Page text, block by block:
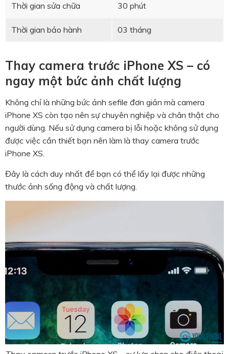
Thời gian sửa chữa 30 phút
Thời gian bảo hành 03 tháng
Thay camera trước iPhone XS – có
ngay một bức ảnh chất lượng
Không chỉ là những bức ảnh sefile đơn giản mà camera
iPhone XS còn tạo nên sự chuyên nghiệp và chân thật cho
người dùng. Nếu sử dụng camera bị lỗi hoặc không sử dụng
được việc cần thiết bạn nên làm là thay camera trước
iPhone XS.
Đây là cách duy nhất để bạn có thể lấy lại được những
thước ảnh sống động và chất lượng.